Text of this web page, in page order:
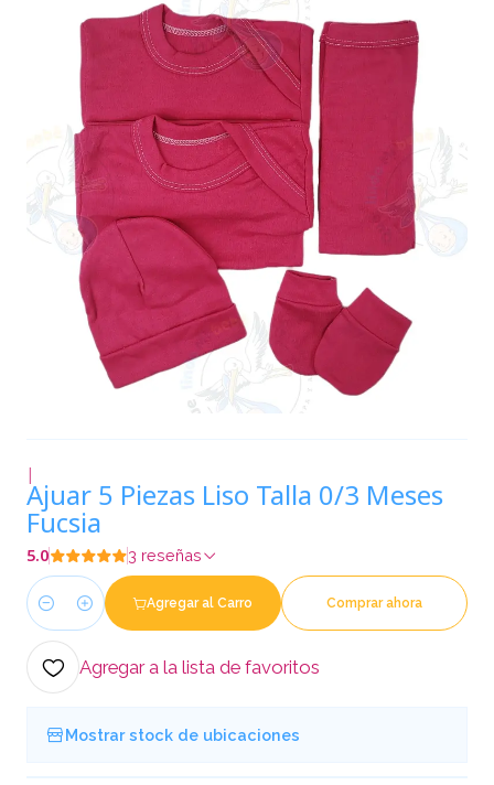
|
Ajuar 5 Piezas Liso Talla 0/3 Meses
Fucsia
5.0 3 reseñas
Cantidad
Agregar al Carro Comprar ahora
Agregar a la lista de favoritos
Mostrar stock de ubicaciones